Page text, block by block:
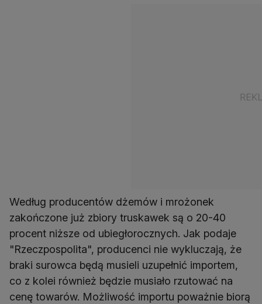
Według producentów dżemów i mrożonek
zakończone już zbiory truskawek są o 20-40
procent niższe od ubiegłorocznych. Jak podaje
"Rzeczpospolita", producenci nie wykluczają, że
braki surowca będą musieli uzupełnić importem,
co z kolei również będzie musiało rzutować na
cenę towarów. Możliwość importu poważnie biorą